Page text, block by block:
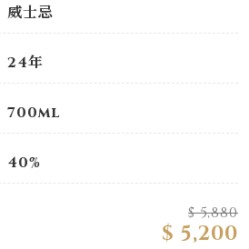
威士忌
24年
700ml
40%
$ 5,880
$ 5,200